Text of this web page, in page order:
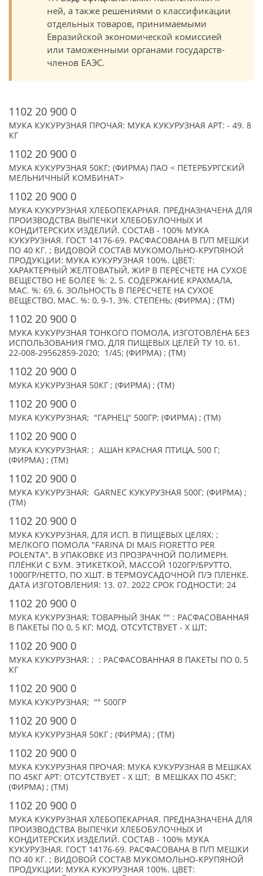
ней, а также решениями о классификации
отдельных товаров, принимаемыми
Евразийской экономической комиссией
или таможенными органами государств-
членов ЕАЭС.
1102 20 900 0
МУКА КУКУРУЗНАЯ ПРОЧАЯ: МУКА КУКУРУЗНАЯ АРТ: - 49. 8
КГ
1102 20 900 0
МУКА КУКУРУЗНАЯ 50КГ; (ФИРМА) ПАО < ПЕТЕРБУРГСКИЙ
МЕЛЬНИЧНЫЙ КОМБИНАТ>
1102 20 900 0
МУКА КУКУРУЗНАЯ ХЛЕБОПЕКАРНАЯ. ПРЕДНАЗНАЧЕНА ДЛЯ
ПРОИЗВОДСТВА ВЫПЕЧКИ ХЛЕБОБУЛОЧНЫХ И
КОНДИТЕРСКИХ ИЗДЕЛИЙ. СОСТАВ - 100% МУКА
КУКУРУЗНАЯ. ГОСТ 14176-69. РАСФАСОВАНА В П/П МЕШКИ
ПО 40 КГ. ; ВИДОВОЙ СОСТАВ МУКОМОЛЬНО-КРУПЯНОЙ
ПРОДУКЦИИ: МУКА КУКУРУЗНАЯ 100%. ЦВЕТ:
ХАРАКТЕРНЫЙ ЖЕЛТОВАТЫЙ, ЖИР В ПЕРЕСЧЕТЕ НА СУХОЕ
ВЕЩЕСТВО НЕ БОЛЕЕ %: 2, 5. СОДЕРЖАНИЕ КРАХМАЛА,
МАС. %: 69, 6. ЗОЛЬНОСТЬ В ПЕРЕСЧЕТЕ НА СУХОЕ
ВЕЩЕСТВО, МАС. %: 0, 9-1, 3%. СТЕПЕНЬ; (ФИРМА) ; (TM)
1102 20 900 0
МУКА КУКУРУЗНАЯ ТОНКОГО ПОМОЛА, ИЗГОТОВЛЕНА БЕЗ
ИСПОЛЬЗОВАНИЯ ГМО, ДЛЯ ПИЩЕВЫХ ЦЕЛЕЙ ТУ 10. 61.
22-008-29562859-2020; 1/45; (ФИРМА) ; (TM)
1102 20 900 0
МУКА КУКУРУЗНАЯ 50КГ ; (ФИРМА) ; (TM)
1102 20 900 0
МУКА КУКУРУЗНАЯ; "ГАРНЕЦ" 500ГР; (ФИРМА) ; (TM)
1102 20 900 0
МУКА КУКУРУЗНАЯ: ; АШАН КРАСНАЯ ПТИЦА, 500 Г;
(ФИРМА) ; (TM)
1102 20 900 0
МУКА КУКУРУЗНАЯ; GARNEC КУКУРУЗНАЯ 500Г; (ФИРМА) ;
(TM)
1102 20 900 0
МУКА КУКУРУЗНАЯ, ДЛЯ ИСП. В ПИЩЕВЫХ ЦЕЛЯХ: ;
МЕЛКОГО ПОМОЛА "FARINA DI MAIS FIORETTO PER
POLENTA", В УПАКОВКЕ ИЗ ПРОЗРАЧНОЙ ПОЛИМЕРН.
ПЛЁНКИ С БУМ. ЭТИКЕТКОЙ, МАССОЙ 1020ГР/БРУТТО,
1000ГР/НЕТТО, ПО XШТ. В ТЕРМОУСАДОЧНОЙ П/Э ПЛЕНКЕ.
ДАТА ИЗГОТОВЛЕНИЯ: 13. 07. 2022 СРОК ГОДНОСТИ: 24
1102 20 900 0
МУКА КУКУРУЗНАЯ; ТОВАРНЫЙ ЗНАК "" : РАСФАСОВАННАЯ
В ПАКЕТЫ ПО 0, 5 КГ; МОД. ОТСУТСТВУЕТ - X ШТ;
1102 20 900 0
МУКА КУКУРУЗНАЯ: ; : РАСФАСОВАННАЯ В ПАКЕТЫ ПО 0, 5
КГ
1102 20 900 0
МУКА КУКУРУЗНАЯ; "" 500ГР
1102 20 900 0
МУКА КУКУРУЗНАЯ 50КГ ; (ФИРМА) ; (TM)
1102 20 900 0
МУКА КУКУРУЗНАЯ ПРОЧАЯ: МУКА КУКУРУЗНАЯ В МЕШКАХ
ПО 45КГ АРТ: ОТСУТСТВУЕТ - X ШТ; В МЕШКАХ ПО 45КГ;
(ФИРМА) ; (TM)
1102 20 900 0
МУКА КУКУРУЗНАЯ ХЛЕБОПЕКАРНАЯ. ПРЕДНАЗНАЧЕНА ДЛЯ
ПРОИЗВОДСТВА ВЫПЕЧКИ ХЛЕБОБУЛОЧНЫХ И
КОНДИТЕРСКИХ ИЗДЕЛИЙ. СОСТАВ - 100% МУКА
КУКУРУЗНАЯ. ГОСТ 14176-69. РАСФАСОВАНА В П/П МЕШКИ
ПО 40 КГ. ; ВИДОВОЙ СОСТАВ МУКОМОЛЬНО-КРУПЯНОЙ
ПРОДУКЦИИ: МУКА КУКУРУЗНАЯ 100%. ЦВЕТ: